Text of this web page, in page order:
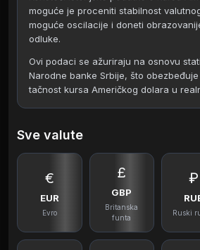
moguće je proceniti stabilnost
moguće oscilacije i doneti
odluke.
Ovi podaci se ažuriraju na osnovu
Narodne banke Srbije, što
tačnost kursa Američkog dolara u
Sve valute
€
EUR
Evro
£
GBP
Britanska
funta
₽
Ruski